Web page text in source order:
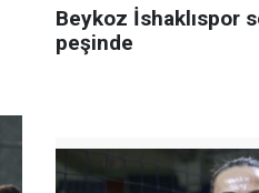
Beykoz İshaklıspor
peşinde